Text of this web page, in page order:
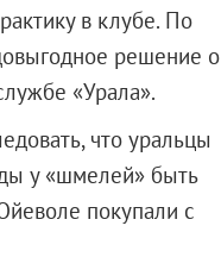
в клубе. По
решение о
«Урала».
что уральцы
у «шмелей» быть
покупали с